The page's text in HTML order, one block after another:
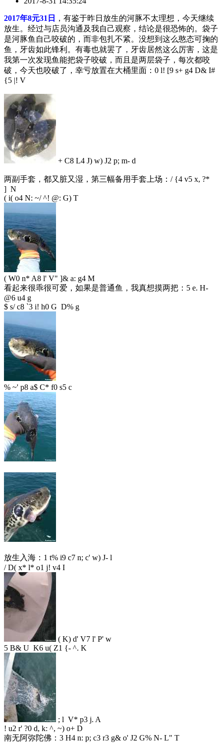
2017年8元31日
，有鉴于昨日放生的河豚不太理想，今天继续
放生。经过与店员沟通及我自己观察，结论是很恐怖的。袋子
是河豚鱼自己咬破的，而非包扎不紧。没想到这么憨态可掬的
鱼，牙齿如此锋利。有毒也就罢了，牙齿居然这么厉害，这是
我第一次发现鱼能把袋子咬破，而且是两层袋子，每次都咬
破，今天也咬破了，幸亏放置在大桶里面： 0 l! [9 s+ g4 D& I#
{5 |! V
+ C8 L4 J) w) J2 p; m- d
两副手套，都又脏又湿，第三幅备用手套上场： / {4 v5 x, ?*
] N
( i( o4 N: ~/ ^! @: G) T
( W0 n* A8 l' V" ]& a: g4 M
看起来很乖很可爱，如果是普通鱼，我真想摸两把： 5 e. H-
@6 u4 g
$ s/ c8 `3 i! h0 G D% g
% ~' p8 a$ C* f0 s5 c
放生入海： 1 t% i9 c7 n; c' w) J- l
/ D( x* l* o1 j! v4 I
( K) d' V7 l' P' w
5 B& U K6 u( Z1 {- ^. K
; l V* p3 j. A
! u2 r' ?0 d, k: ^, ~) o+ D
南无阿弥陀佛： 3 H4 n: p; c3 r3 g& o' J2 G% N- L" T